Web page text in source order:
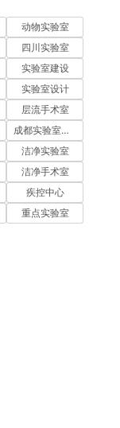
动物实验室
四川实验室
实验室建设
实验室设计
层流手术室
成都实验室设计
洁净实验室
洁净手术室
疾控中心
重点实验室